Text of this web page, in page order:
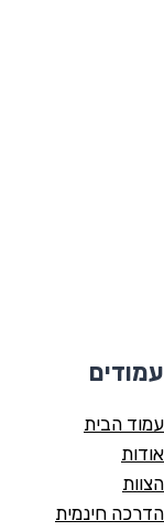
עמודים
עמוד הבית
אודות
הצוות
הדרכה חינמית